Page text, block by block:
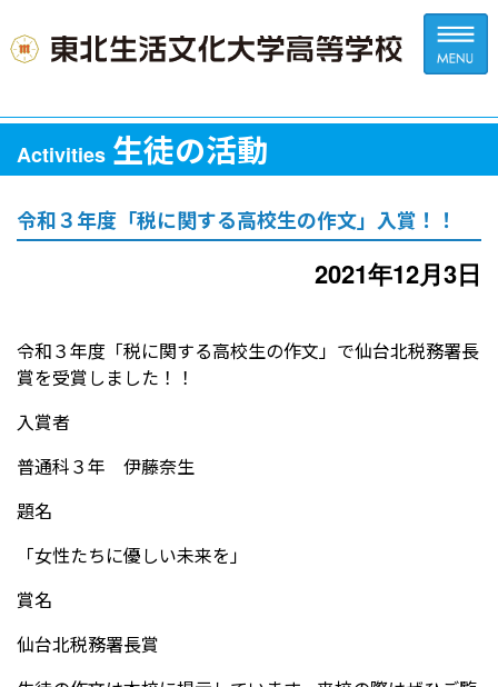
受験生の方へ
アクセス お問い合わせ
Activities 生徒の活動
令和３年度「税に関する高校生の作文」入賞！！
2021年12月3日
令和３年度「税に関する高校生の作文」で仙台北税務署長
賞を受賞しました！！
入賞者
普通科３年 伊藤奈生
題名
「女性たちに優しい未来を」
賞名
仙台北税務署長賞